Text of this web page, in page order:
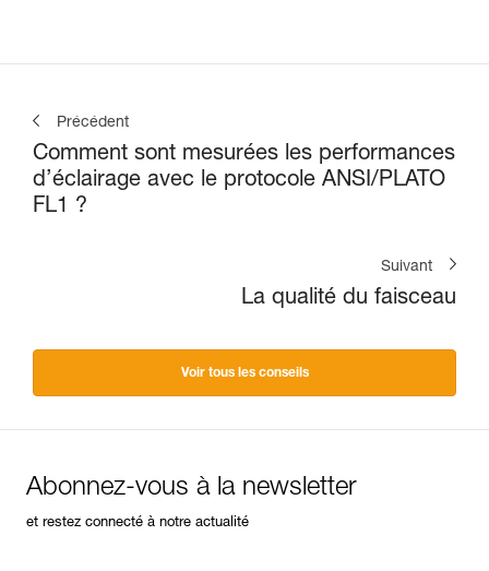
Précédent
Comment sont mesurées les performances
d’éclairage avec le protocole ANSI/PLATO
FL1 ?
Suivant
La qualité du faisceau
Voir tous les conseils
Abonnez-vous à la newsletter
et restez connecté à notre actualité